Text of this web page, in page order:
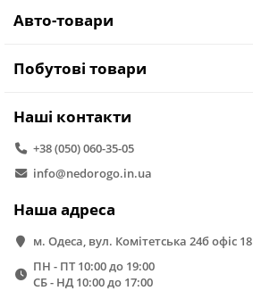
Авто-товари
Побутові товари
Наші контакти
+38 (050) 060-35-05
info@nedorogo.in.ua
Наша адреса
м. Одеса, вул. Комітетська 24б офіс 18
ПН - ПТ 10:00 до 19:00
СБ - НД 10:00 до 17:00